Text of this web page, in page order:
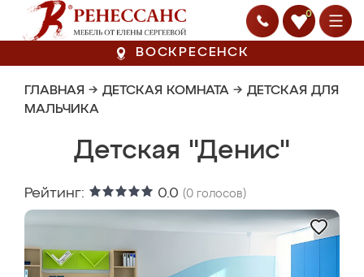
0
ВОСКРЕСЕНСК
ГЛАВНАЯ → ДЕТСКАЯ КОМНАТА → ДЕТСКАЯ ДЛЯ
МАЛЬЧИКА
Детская "Денис"
Рейтинг: 0.0 (0 голосов)